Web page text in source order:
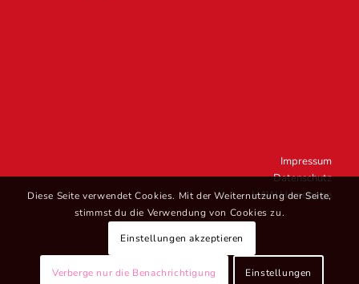
Impressum
Datenschutz
HAW Homepage
Diese Seite verwendet Cookies. Mit der Weiternutzung der Seite,
stimmst du die Verwendung von Cookies zu.
Einstellungen akzeptieren
Verberge nur die Benachrichtigung Einstellungen